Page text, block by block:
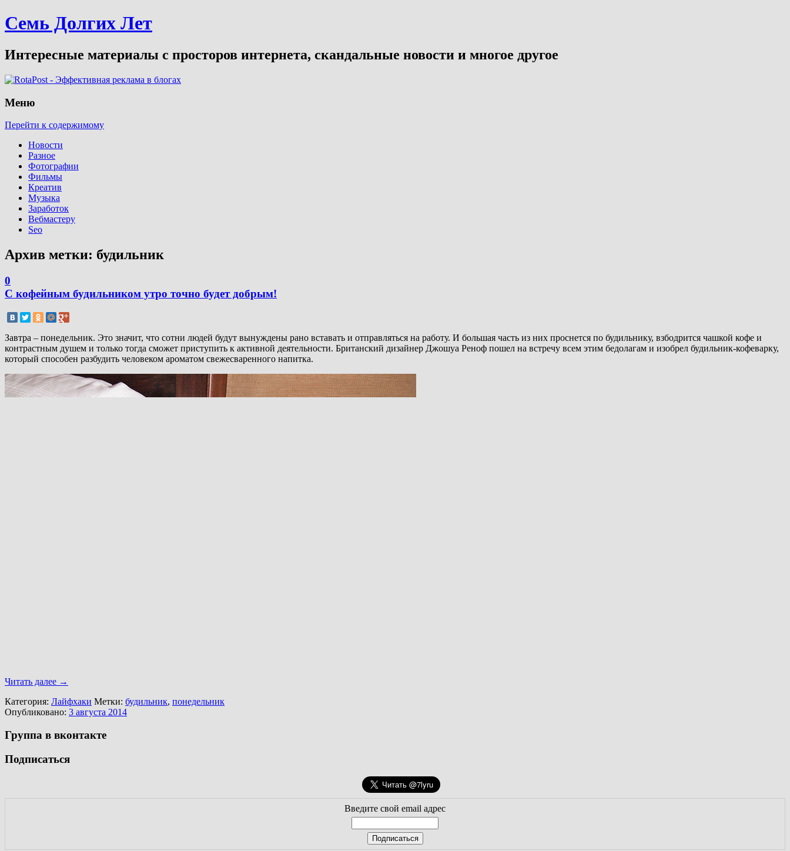
Семь Долгих Лет
Интересные материалы с просторов интернета, скандальные новости и многое другое
Меню
Перейти к содержимому
Новости
Разное
Фотографии
Фильмы
Креатив
Музыка
Заработок
Вебмастеру
Seo
Архив метки: будильник
0
С кофейным будильником утро точно будет добрым!
Завтра – понедельник. Это значит, что сотни людей будут вынуждены рано вставать и отправляться на работу. И большая часть из них проснется по будильнику, взбодрится чашкой кофе и
контрастным душем и только тогда сможет приступить к активной деятельности. Британский дизайнер Джошуа Реноф пошел на встречу всем этим бедолагам и изобрел будильник-кофеварку,
который способен разбудить человеком ароматом свежесваренного напитка.
Читать далее →
Категория: Лайфхаки Метки: будильник, понедельник
Опубликовано: 3 августа 2014
Группа в вконтакте
Подписаться
Введите свой email адрес